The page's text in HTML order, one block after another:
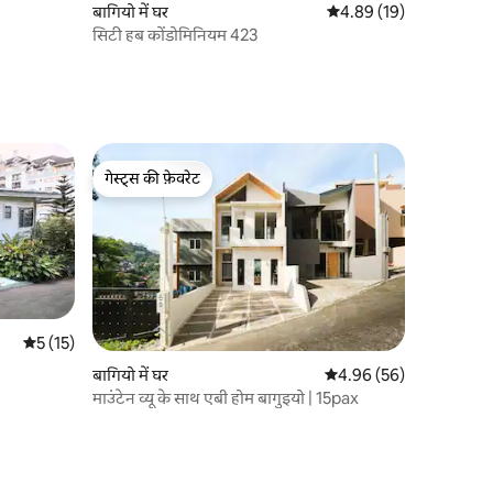
बागियो में घर औसत रेटिंग 5 में से 4.89,
4.89 (19)
सिटी हब कोंडोमिनियम 423
औसत रेटिंग 5 में से 5, 15 समीक्षाएँ
5 (15)
गेस्ट्स की फ़ेवरेट
गेस्ट्स की फ़ेवरेट
बागियो में घर औसत रेटिंग 5 में से 4.96,
4.96 (56)
माउंटेन व्यू के साथ एबी होम बागुइयो | 15pax